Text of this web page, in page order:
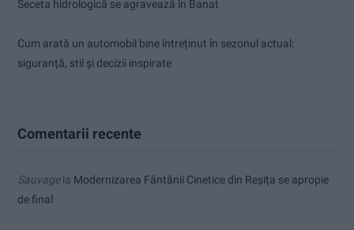
Seceta hidrologică se agravează în Banat
Cum arată un automobil bine întreținut în sezonul actual:
siguranță, stil și decizii inspirate
Comentarii recente
Sauvagela Modernizarea Fântânii Cinetice din Reșița se apropie
de final